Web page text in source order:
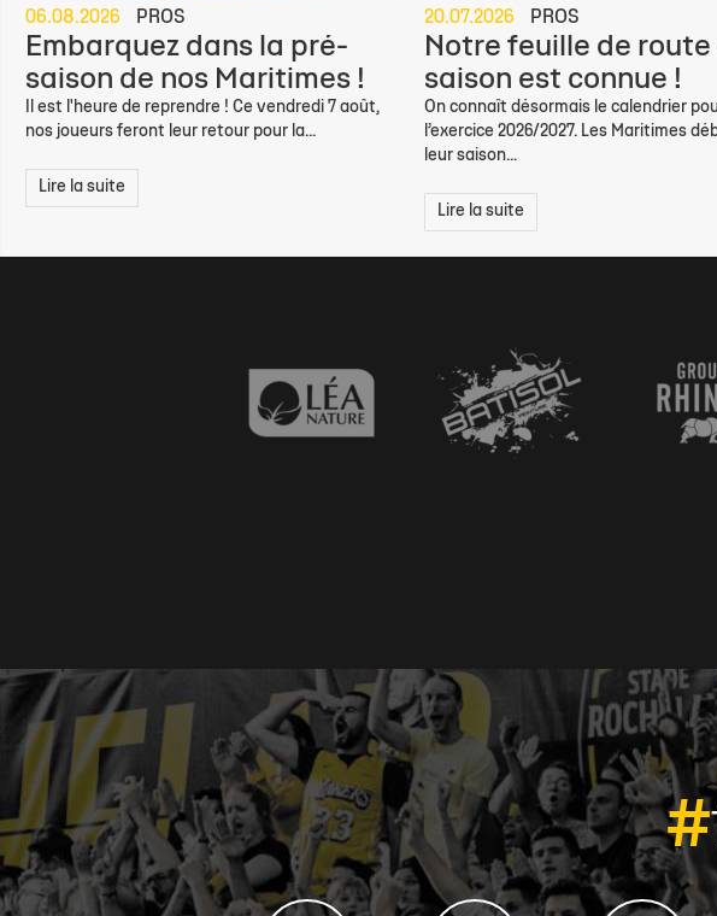
06.08.2026 PROS
Embarquez dans la pré-
saison de nos Maritimes !
Il est l'heure de reprendre ! Ce vendredi 7 août,
nos joueurs feront leur retour pour la...
Lire la suite
20.07.2026 PROS
Notre feuille de route
saison est connue !
On connaît désormais le calendrier
l’exercice 2026/2027. Les Maritimes
leur saison...
Lire la suite
#